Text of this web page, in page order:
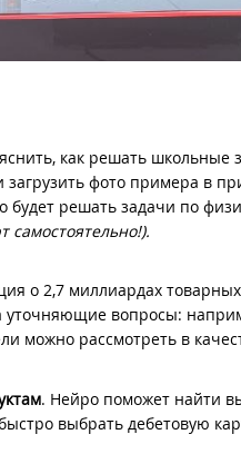
как решать школьные
загрузить фото примера в
решать задачи по
самостоятельно!).
о 2,7 миллиардах
уточняющие вопросы:
можно рассмотреть в
. Нейро поможет найти
выбрать дебетовую